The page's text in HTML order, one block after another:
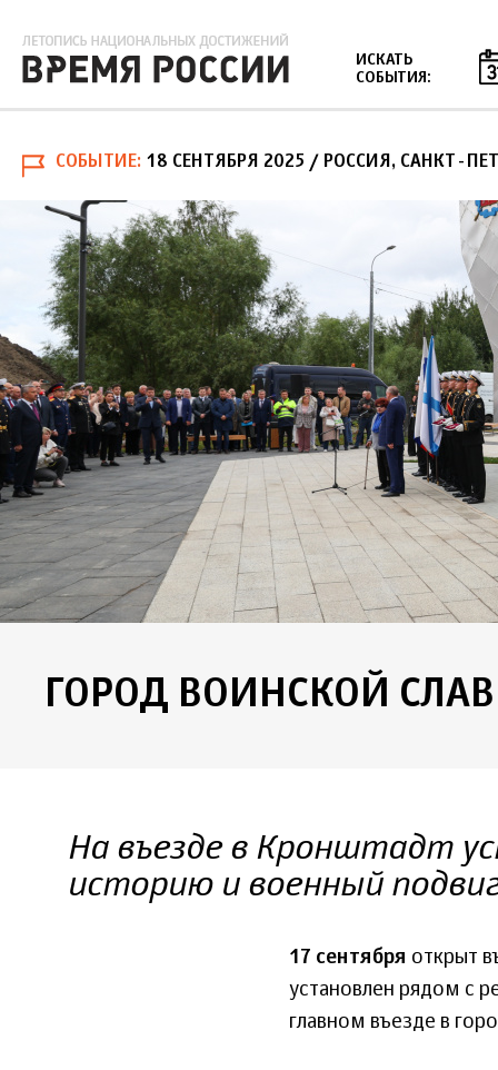
ИСКАТЬ
СОБЫТИЯ:
СОБЫТИЕ 18 СЕНТЯБРЯ 2025 / РОССИЯ, САНКТ-
ГОРОД ВОИНСКОЙ
На въезде в Кронштадт
историю и военный
17 сентября открыт
установлен рядом с
главном въезде в